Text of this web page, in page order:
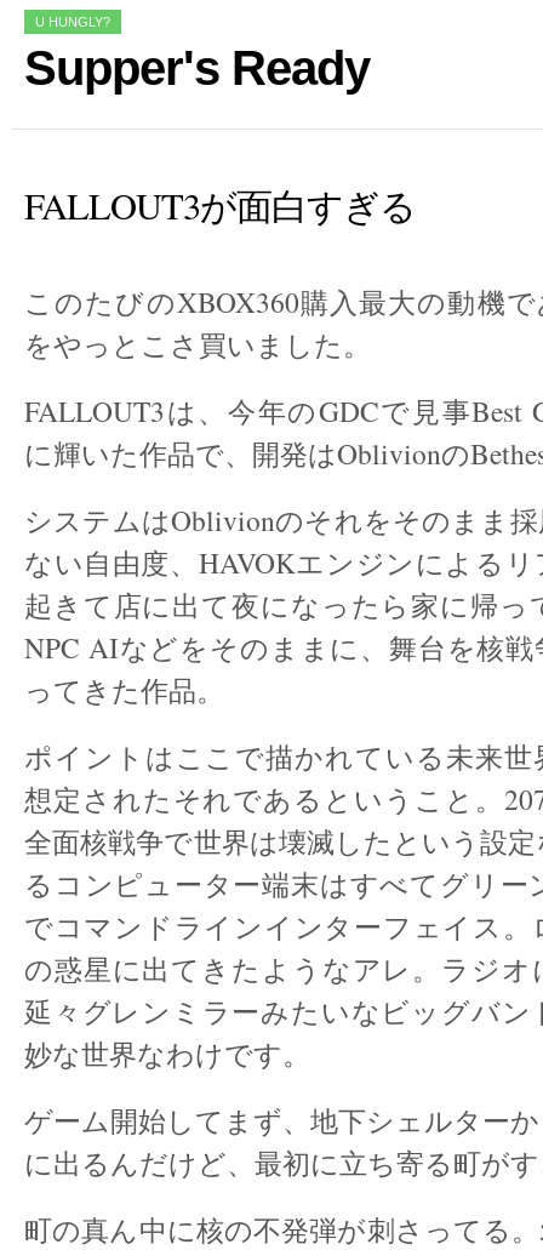
U HUNGLY?
Supper's Ready
FALLOUT3が面白すぎる
このたびのXBOX360購入最大の動機
をやっとこさ買いました。
FALLOUT3は、今年のGDCで見事Best
に輝いた作品で、開発はOblivionの
システムはOblivionのそれをそのまま
ない自由度、HAVOKエンジンによる
起きて店に出て夜になったら家に帰っ
NPC AIなどをそのままに、舞台を核
ってきた作品。
ポイントはここで描かれている未来世
想定されたそれであるということ。
全面核戦争で世界は壊滅したという設
るコンピューター端末はすべてグリー
でコマンドラインインターフェイス。
の惑星に出てきたようなアレ。ラジオ
延々グレンミラーみたいなビッグバン
妙な世界なわけです。
ゲーム開始してまず、地下シェルター
に出るんだけど、最初に立ち寄る町が
町の真ん中に核の不発弾が刺さってる